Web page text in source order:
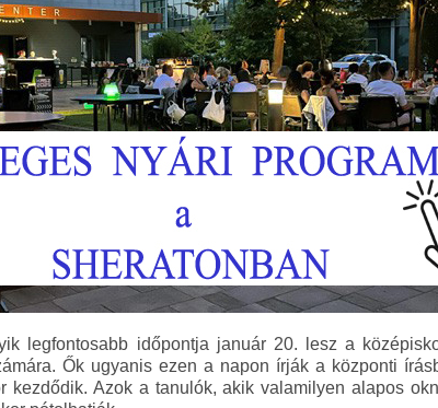
legfontosabb időpontja január 20. lesz a
Ők ugyanis ezen a napon írják a központi
kezdődik. Azok a tanulók, akik valamilyen alapos